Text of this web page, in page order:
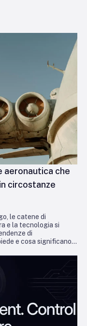
aeronautica che
circostanze
le catene di
e la tecnologia si
di
e cosa significano